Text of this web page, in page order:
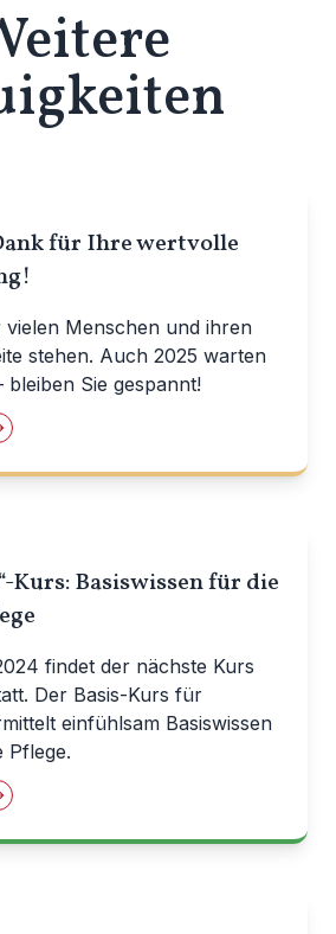
für Ihre wertvolle
Menschen und ihren
stehen. Auch 2025 warten
bleiben Sie gespannt!
Kurs: Basiswissen für die
findet der nächste Kurs
Der Basis-Kurs für
einfühlsam Basiswissen
Pflege.